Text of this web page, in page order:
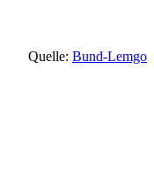
Quelle: Bund-Lemgo